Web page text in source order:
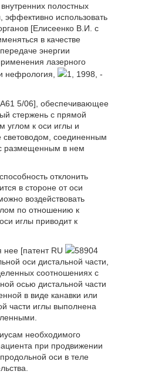
полостных
эффективно использовать
[Елисеенко В.И. с
в качестве
энергии
лазерного
нефрология,
1, 1998, -
5/06], обеспечивающее
стержень с прямой
углом к оси иглы и
световодом, соединенным
с размещенным в нем
отклонить
в стороне от оси
воздействовать
по отношению к
иглы приводит к
нее [патент RU
58904
оси дистальной части,
соотношениях с
осью дистальной части
в виде канавки или
части иглы выполнена
необходимого
при продвижении
оси в теле